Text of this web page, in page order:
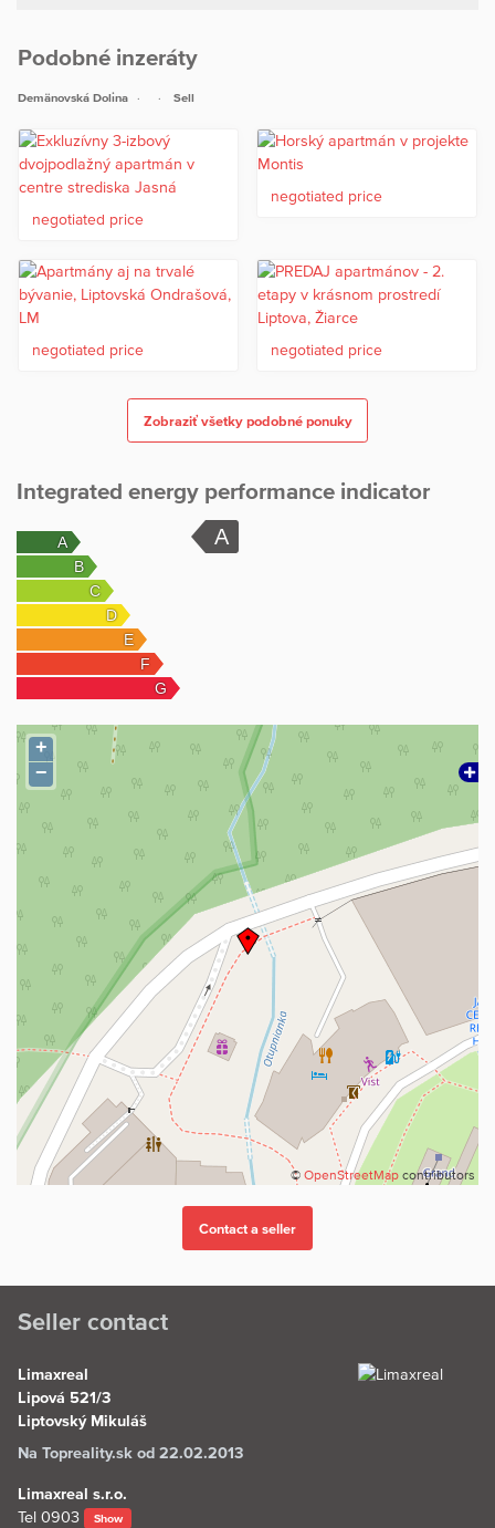
Podobné inzeráty
Demänovská Dolina Sell
negotiated price
negotiated price
negotiated price negotiated price
Zobraziť všetky podobné ponuky
Integrated energy performance indicator
+
−
© OpenStreetMap contributors
Seller contact
Limaxreal
Lipová 521/3
Liptovský Mikuláš
Na Topreality.sk od 22.02.2013
Limaxreal s.r.o.
Tel 0903 Show